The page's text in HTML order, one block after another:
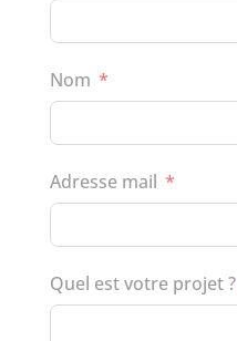
Nom
Adresse mail
Quel est votre projet ?